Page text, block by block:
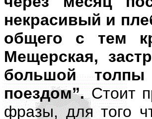
некрасивый и
общего с тем
Мещерская,
большой
поездом”.Стоит
фразы, для того